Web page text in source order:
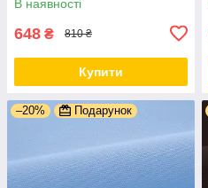
В наявності
648 ₴ 810 ₴
Купити
–20% Подарунок